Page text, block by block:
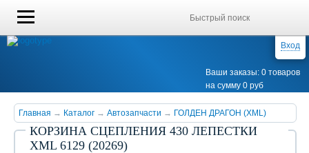
Вход
Ваши заказы: 0 товаров
на сумму 0 руб
Главная → Каталог → Автозапчасти → ГОЛДЕН ДРАГОН (XML)
КОРЗИНА СЦЕПЛЕНИЯ 430 ЛЕПЕСТКИ
XML 6129 (20269)